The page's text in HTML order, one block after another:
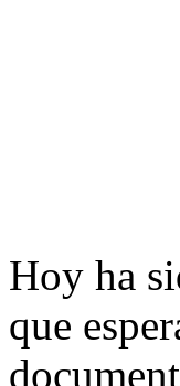
Hoy ha
que